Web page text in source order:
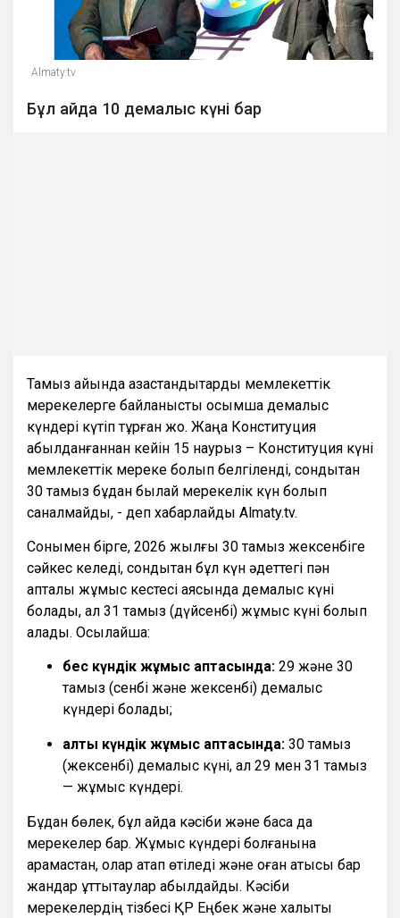
Almaty.tv
Бұл айда 10 демалыс күні бар
Тамыз айында қазақстандықтарды мемлекеттік
мерекелерге байланысты қосымша демалыс
күндері күтіп тұрған жоқ. Жаңа Конституция
қабылданғаннан кейін 15 наурыз – Конституция күні
мемлекеттік мереке болып белгіленді, сондықтан
30 тамыз бұдан былай мерекелік күн болып
саналмайды, - деп хабарлайды Almaty.tv.
Сонымен бірге, 2026 жылғы 30 тамыз жексенбіге
сәйкес келеді, сондықтан бұл күн әдеттегі пән
апталық жұмыс кестесі аясында демалыс күні
болады, ал 31 тамыз (дүйсенбі) жұмыс күні болып
қалады. Осылайша:
бес күндік жұмыс аптасында: 29 және 30
тамыз (сенбі және жексенбі) демалыс
күндері болады;
алты күндік жұмыс аптасында: 30 тамыз
(жексенбі) демалыс күні, ал 29 мен 31 тамыз
— жұмыс күндері.
Бұдан бөлек, бұл айда кәсіби және басқа да
мерекелер бар. Жұмыс күндері болғанына
қарамастан, олар атап өтіледі және оған қатысы бар
жандар құттықтаулар қабылдайды. Кәсіби
мерекелердің тізбесі ҚР Еңбек және халықты